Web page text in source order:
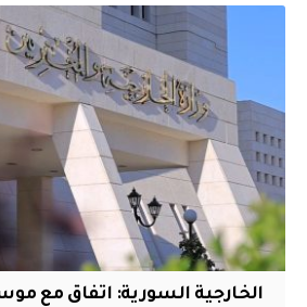
الخارجية السورية: اتفاق مع